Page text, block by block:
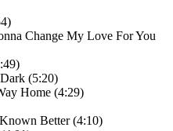
Change My Love For You
(5:20)
Home (4:29)
Better (4:10)